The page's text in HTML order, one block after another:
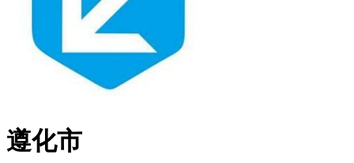
遵化市